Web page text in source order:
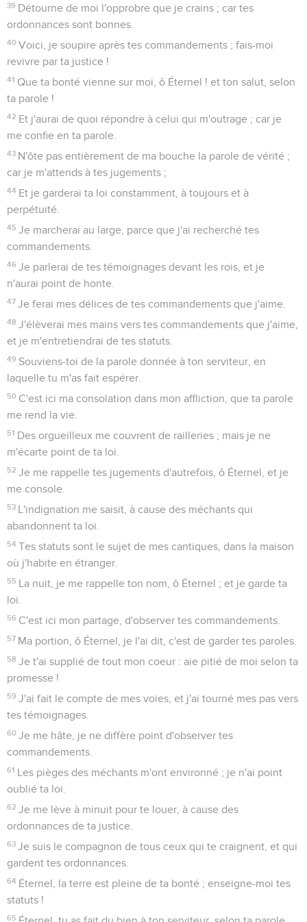
39 Détourne de moi l'opprobre que je crains ; car tes
ordonnances sont bonnes.
40 Voici, je soupire après tes commandements ; fais-moi
revivre par ta justice !
41 Que ta bonté vienne sur moi, ô Éternel ! et ton salut, selon
ta parole !
42 Et j'aurai de quoi répondre à celui qui m'outrage ; car je
me confie en ta parole.
43 N'ôte pas entièrement de ma bouche la parole de vérité ;
car je m'attends à tes jugements ;
44 Et je garderai ta loi constamment, à toujours et à
perpétuité.
45 Je marcherai au large, parce que j'ai recherché tes
commandements.
46 Je parlerai de tes témoignages devant les rois, et je
n'aurai point de honte.
47 Je ferai mes délices de tes commandements que j'aime.
48 J'élèverai mes mains vers tes commandements que j'aime,
et je m'entretiendrai de tes statuts.
49 Souviens-toi de la parole donnée à ton serviteur, en
laquelle tu m'as fait espérer.
50 C'est ici ma consolation dans mon affliction, que ta parole
me rend la vie.
51 Des orgueilleux me couvrent de railleries ; mais je ne
m'écarte point de ta loi.
52 Je me rappelle tes jugements d'autrefois, ô Éternel, et je
me console.
53 L'indignation me saisit, à cause des méchants qui
abandonnent ta loi.
54 Tes statuts sont le sujet de mes cantiques, dans la maison
où j'habite en étranger.
55 La nuit, je me rappelle ton nom, ô Éternel ; et je garde ta
loi.
56 C'est ici mon partage, d'observer tes commandements.
57 Ma portion, ô Éternel, je l'ai dit, c'est de garder tes paroles.
58 Je t'ai supplié de tout mon coeur : aie pitié de moi selon ta
promesse !
59 J'ai fait le compte de mes voies, et j'ai tourné mes pas vers
tes témoignages.
60 Je me hâte, je ne diffère point d'observer tes
commandements.
61 Les pièges des méchants m'ont environné ; je n'ai point
oublié ta loi.
62 Je me lève à minuit pour te louer, à cause des
ordonnances de ta justice.
63 Je suis le compagnon de tous ceux qui te craignent, et qui
gardent tes ordonnances.
64 Éternel, la terre est pleine de ta bonté ; enseigne-moi tes
statuts !
65